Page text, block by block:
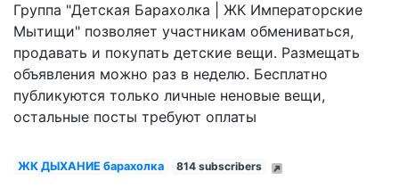
Группа "Детская Барахолка | ЖК Императорские
Мытищи" позволяет участникам обмениваться,
продавать и покупать детские вещи. Размещать
объявления можно раз в неделю. Бесплатно
публикуются только личные неновые вещи,
остальные посты требуют оплаты
ЖК ДЫХАНИЕ барахолка 814 subscribers